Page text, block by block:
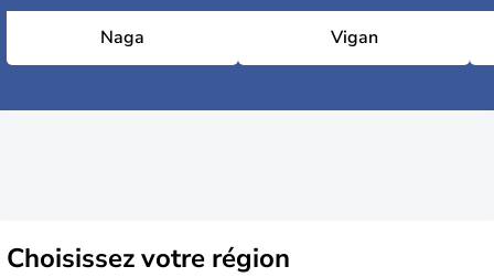
Naga Vigan
Choisissezvotre région